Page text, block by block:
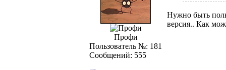
Профи
Пользователь №: 181
Сообщений: 555
Нужно быть
версия.. Как